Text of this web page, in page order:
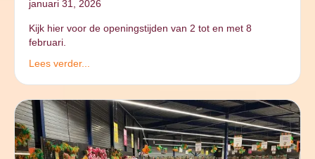
januari 31, 2026
Kijk hier voor de openingstijden van 2 tot en met 8
februari.
Lees verder...